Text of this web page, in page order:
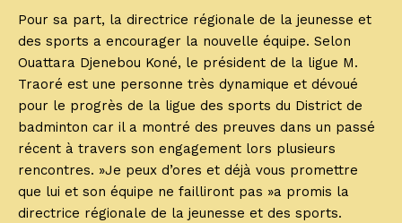
Pour sa part, la directrice régionale de la jeunesse et
des sports a encourager la nouvelle équipe. Selon
Ouattara Djenebou Koné, le président de la ligue M.
Traoré est une personne très dynamique et dévoué
pour le progrès de la ligue des sports du District de
badminton car il a montré des preuves dans un passé
récent à travers son engagement lors plusieurs
rencontres. »Je peux d’ores et déjà vous promettre
que lui et son équipe ne failliront pas »a promis la
directrice régionale de la jeunesse et des sports.